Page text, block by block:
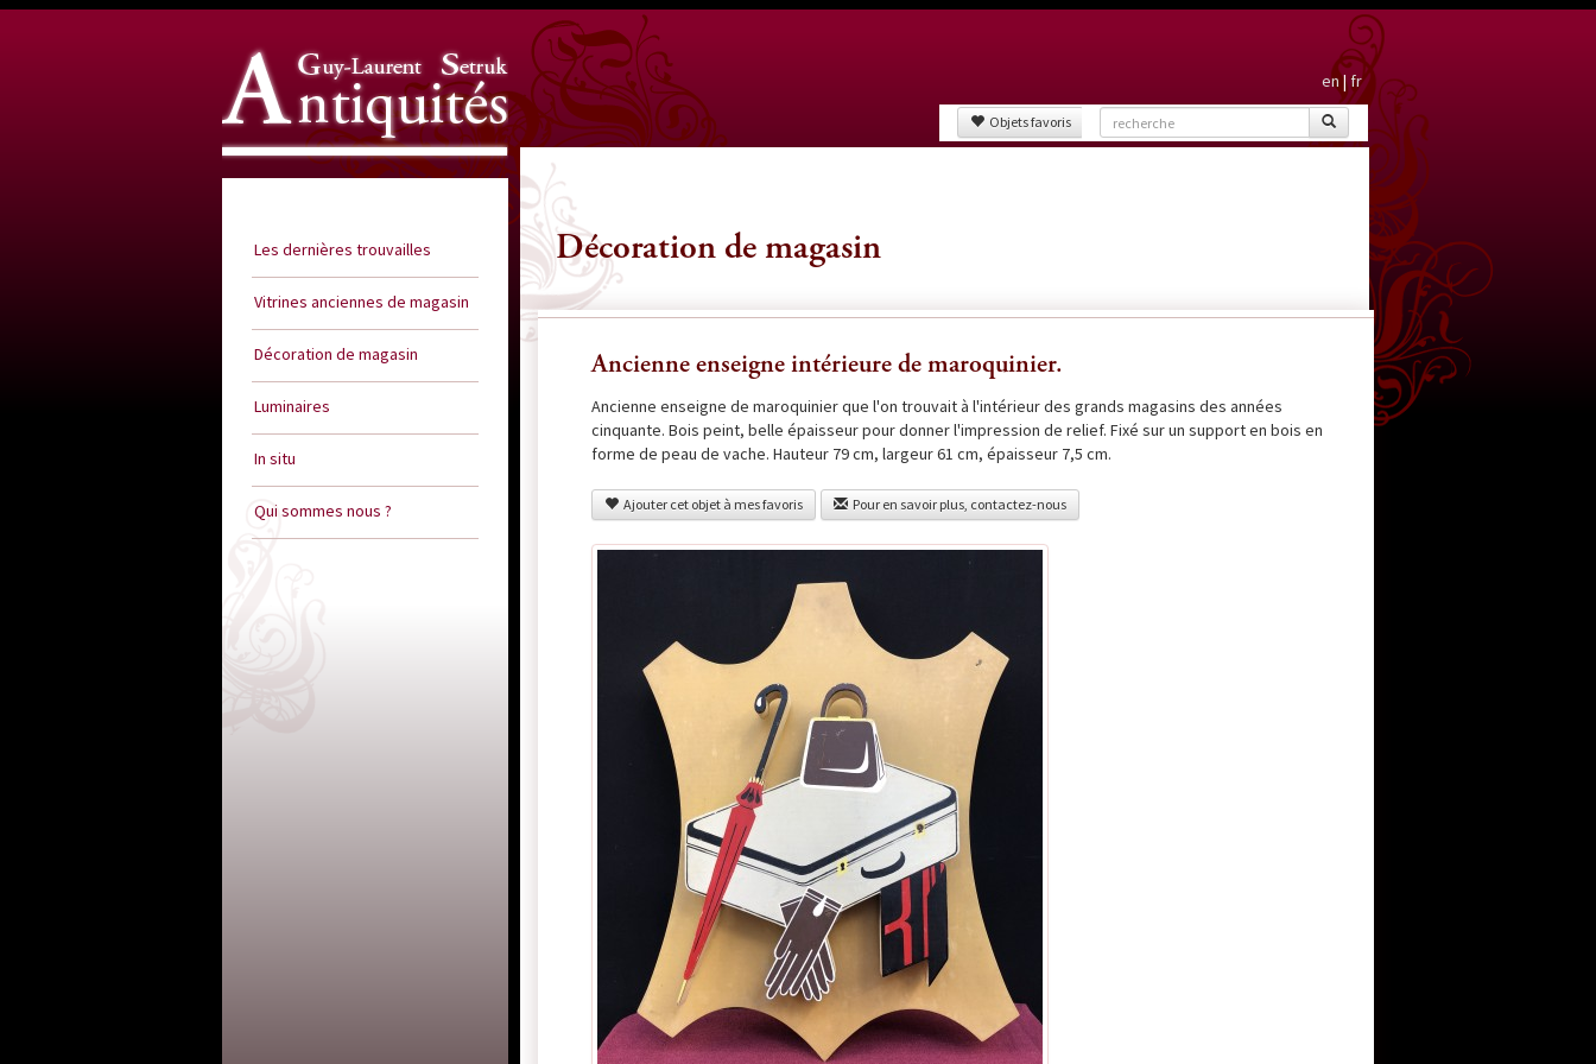
Les dernières trouvailles
Vitrines anciennes de magasin
Décoration de magasin
Luminaires
In situ
Qui sommes nous ?
en|fr
Objets favoris
Décoration de magasin
Ancienne enseigne intérieure de maroquinier.
Ancienne enseigne de maroquinier que l'on trouvait à l'intérieur des grands magasins des années
cinquante. Bois peint, belle épaisseur pour donner l'impression de relief. Fixé sur un support en bois en
forme de peau de vache. Hauteur 79 cm, largeur 61 cm, épaisseur 7,5 cm.
Ajouter cet objet à mes favoris Pour en savoir plus, contactez-nous